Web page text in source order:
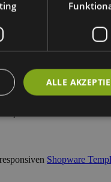
Version 5.2 wurde
Lieferumfang ab der
Shopware
ALLE